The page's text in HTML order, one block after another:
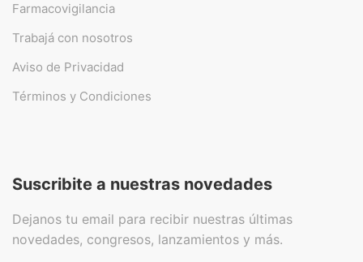
Farmacovigilancia
Trabajá con nosotros
Aviso de Privacidad
Términos y Condiciones
Suscribite a nuestras novedades
Dejanos tu email para recibir nuestras últimas
novedades, congresos, lanzamientos y más.